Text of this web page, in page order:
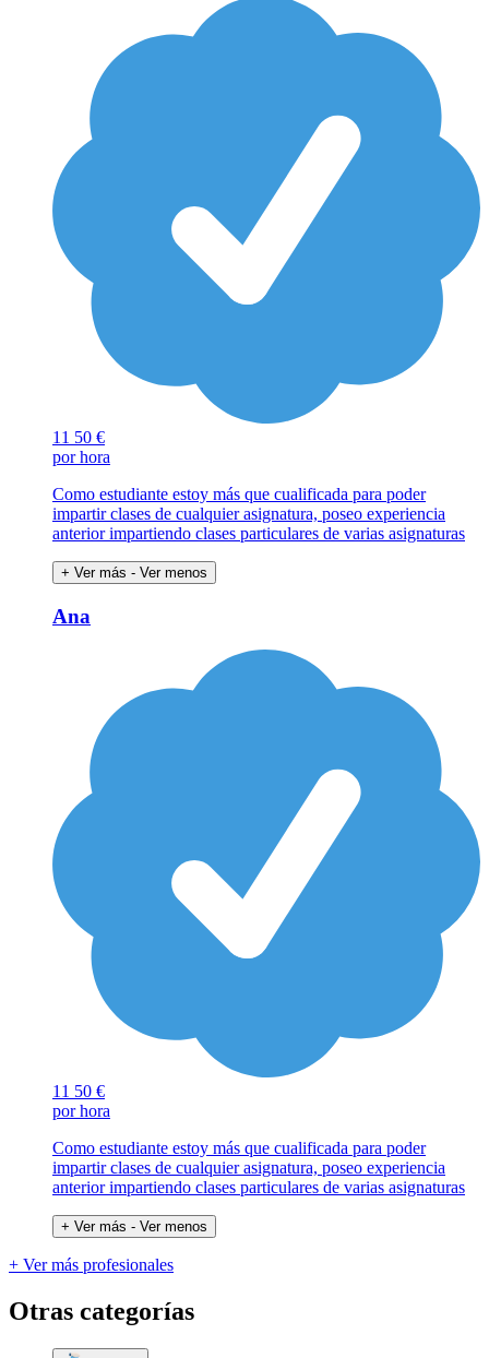
11 50 €
por hora
Como estudiante estoy más que cualificada para poder
impartir clases de cualquier asignatura, poseo experiencia
anterior impartiendo clases particulares de varias asignaturas
+ Ver más - Ver menos
Ana
11 50 €
por hora
Como estudiante estoy más que cualificada para poder
impartir clases de cualquier asignatura, poseo experiencia
anterior impartiendo clases particulares de varias asignaturas
+ Ver más - Ver menos
+ Ver más profesionales
Otras categorías